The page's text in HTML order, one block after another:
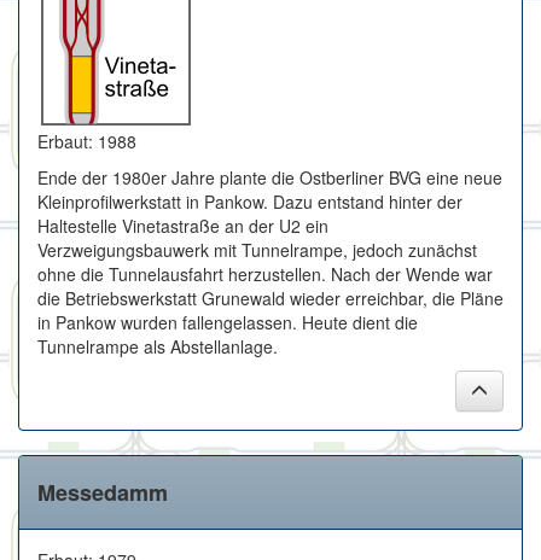
Erbaut: 1988
Ende der 1980er Jahre plante die Ostberliner BVG eine neue
Kleinprofilwerkstatt in Pankow. Dazu entstand hinter der
Haltestelle Vinetastraße an der U2 ein
Verzweigungsbauwerk mit Tunnelrampe, jedoch zunächst
ohne die Tunnelausfahrt herzustellen. Nach der Wende war
die Betriebswerkstatt Grunewald wieder erreichbar, die Pläne
in Pankow wurden fallengelassen. Heute dient die
Tunnelrampe als Abstellanlage.
Messedamm